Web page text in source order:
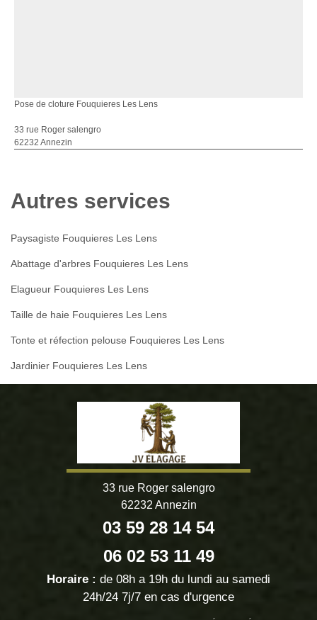
Pose de cloture Fouquieres Les Lens
33 rue Roger salengro
62232 Annezin
Autres services
Paysagiste Fouquieres Les Lens
Abattage d'arbres Fouquieres Les Lens
Elagueur Fouquieres Les Lens
Taille de haie Fouquieres Les Lens
Tonte et réfection pelouse Fouquieres Les Lens
Jardinier Fouquieres Les Lens
33 rue Roger salengro
62232 Annezin
03 59 28 14 54
06 02 53 11 49
Horaire : de 08h a 19h du lundi au samedi
24h/24 7j/7 en cas d'urgence